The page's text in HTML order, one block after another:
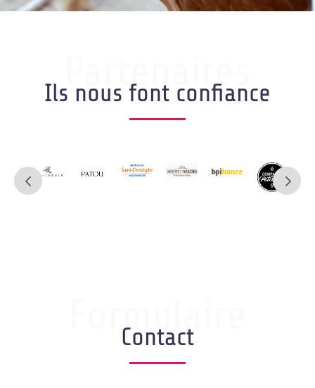
Partenaires
Ils nous font confiance
Formulaire
Contact